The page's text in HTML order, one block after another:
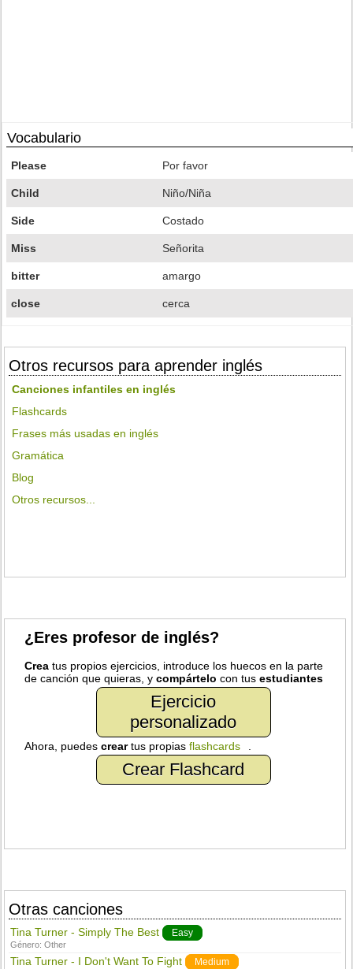
Vocabulario
Please Por favor
Child Niño/Niña
Side Costado
Miss Señorita
bitter amargo
close cerca
Otros recursos para aprender inglés
Canciones infantiles en inglés
Flashcards
Frases más usadas en inglés
Gramática
Blog
Otros recursos...
¿Eres profesor de inglés?
Crea tus propios ejercicios, introduce los huecos en la parte
de canción que quieras, ycompártelo con tusestudiantes
Ejercicio
personalizado
Ahora, puedescreartus propiasflashcards
Crear Flashcard
Otras canciones
Tina Turner - Simply The Best Easy
Género:Other
Tina Turner - I Don't Want To Fight Medium